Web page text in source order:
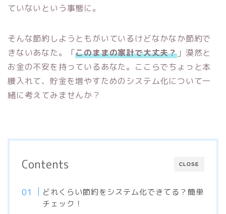
ていないという事態に。
そんな節約しようともがいているけどなかなか節約で
きないあなた。「このままの家計で大丈夫？ 」漠然と
お金の不安を持っているあなた。ここらでちょっと本
腰入れて、貯金を増やすためのシステム化について一
緒に考えてみませんか？
CLOSE
Contents
どれくらい節約をシステム化できてる？簡単
チェック！